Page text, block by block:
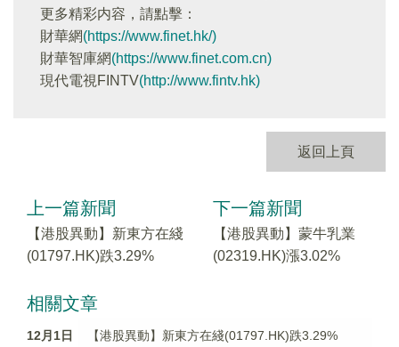
更多精彩内容，請點擊：
財華網(https://www.finet.hk/)
財華智庫網(https://www.finet.com.cn)
現代電視FINTV(http://www.fintv.hk)
返回上頁
上一篇新聞
【港股異動】新東方在綫
(01797.HK)跌3.29%
下一篇新聞
【港股異動】蒙牛乳業
(02319.HK)漲3.02%
相關文章
12月1日 【港股異動】新東方在綫(01797.HK)跌3.29%